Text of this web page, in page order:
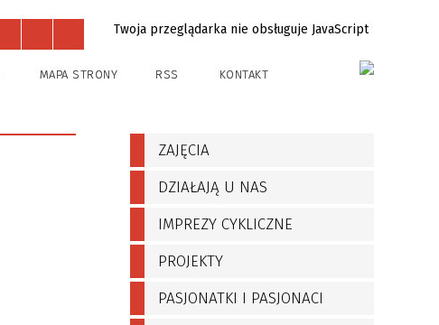
Twoja przeglądarka nie obsługuje JavaScript
MAPA STRONY RSS KONTAKT
Projekty Kontakt
ZAJĘCIA
DZIAŁAJĄ U NAS
IMPREZY CYKLICZNE
PROJEKTY
PASJONATKI I PASJONACI